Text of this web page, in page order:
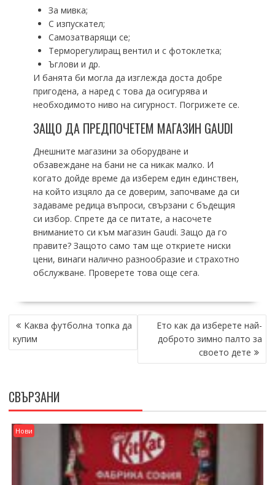
За мивка;
С изпускател;
Самозатварящи се;
Терморегулиращ вентил и с фотоклетка;
Ъглови и др.
И банята би могла да изглежда доста добре
пригодена, а наред с това да осигурява и
необходимото ниво на сигурност. Погрижете се.
ЗАЩО ДА ПРЕДПОЧЕТЕМ МАГАЗИН GAUDI
Днешните магазини за оборудване и
обзавеждане на бани не са никак малко. И
когато дойде време да изберем един единствен,
на който изцяло да се доверим, започваме да си
задаваме редица въпроси, свързани с бъдещия
си избор. Спрете да се питате, а насочете
вниманието си към магазин Gaudi. Защо да го
правите? Защото само там ще откриете ниски
цени, винаги налично разнообразие и страхотно
обслужване. Проверете това още сега.
НАВИГАЦИЯ
Каква футболна топка да
купим
Ето как да изберете най-
доброто зимно палто за
своето дете
СВЪРЗАНИ
Нови